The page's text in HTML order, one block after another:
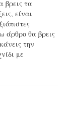
βρεις τα
είναι
άρθρο θα βρεις
την
με